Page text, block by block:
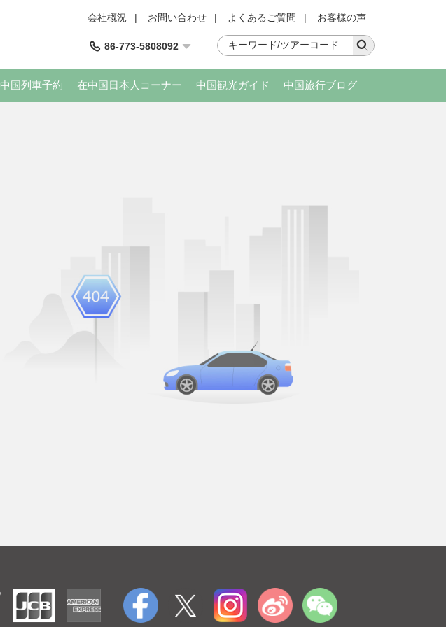
会社概況 | お問い合わせ | よくあるご質問 | お客様の声
86-773-5808092
中国列車予約 在中国日本人コーナー 中国観光ガイド 中国旅行ブログ